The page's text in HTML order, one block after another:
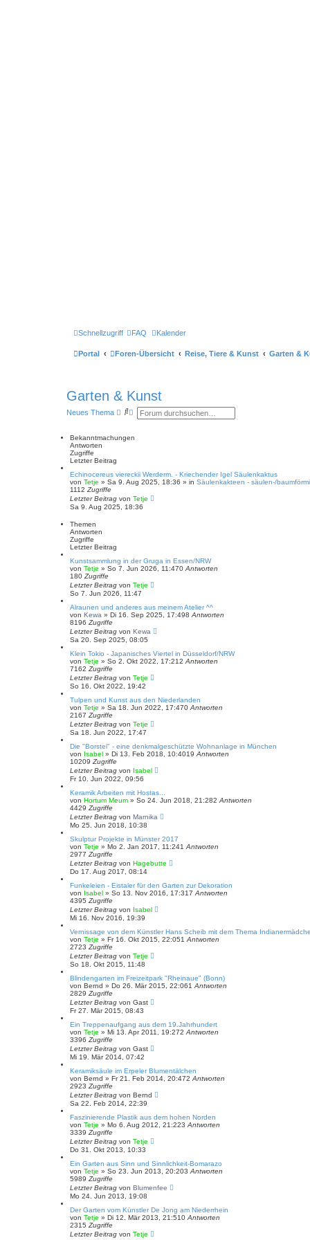
Schnellzugriff FAQ Kalender
Portal Foren-Übersicht Reise, Tiere & Kunst Garten &
Garten & Kunst
Neues Thema
S
h
E
e
t
e
u
c
Bekanntmachungen
Antworten
Zugriffe
Letzter Beitrag
Echinocereus viereckii Werderm. - Kriechender Igel Säulenkaktus
von Tetje » Sa 9. Aug 2025, 18:36 » in Säulenkakteen - säulen-/
1112 Zugriffe
Letzter Beitrag von Tetje
Sa 9. Aug 2025, 18:36
Themen
Antworten
Zugriffe
Letzter Beitrag
Kunstsammlung in der Gruga in Essen/NRW
von Tetje » So 7. Jun 2026, 11:470 Antworten
180 Zugriffe
Letzter Beitrag von Tetje
So 7. Jun 2026, 11:47
Alraunen und anderes aus meinem Atelier ^^
von Kewa » Di 16. Sep 2025, 17:498 Antworten
8196 Zugriffe
Letzter Beitrag von Kewa
Sa 20. Sep 2025, 08:05
Klein Tokio - Japanisches Viertel in Düsseldorf/NRW
von Tetje » So 2. Okt 2022, 17:212 Antworten
7162 Zugriffe
Letzter Beitrag von Tetje
So 16. Okt 2022, 19:42
Tulpen und Kunst aus den Niederlanden
von Tetje » Sa 18. Jun 2022, 17:470 Antworten
2167 Zugriffe
Letzter Beitrag von Tetje
Sa 18. Jun 2022, 17:47
Die "Borstei" - eine denkmalgeschützte Wohnanlage in München
von Isabel » Di 13. Feb 2018, 10:4019 Antworten
10209 Zugriffe
Letzter Beitrag von Isabel
Fr 10. Jun 2022, 09:56
Keramik Arbeiten mit Hostas...
von Hortum Meum » So 24. Jun 2018, 21:282 Antworten
4429 Zugriffe
Letzter Beitrag von Marnika
Mo 25. Jun 2018, 10:38
Skulptur Projekte in Münster 2017
von Tetje » Mo 2. Jan 2017, 11:241 Antworten
2977 Zugriffe
Letzter Beitrag von Hagebutte
Do 17. Aug 2017, 08:14
Funkeleien - Eistaler für den Garten zur Dekoration
von Isabel » So 13. Nov 2016, 17:317 Antworten
4395 Zugriffe
Letzter Beitrag von Isabel
Mi 16. Nov 2016, 19:39
Vernissage von dem Künstler Hans Scheib mit dem Thema
von Tetje » Fr 16. Okt 2015, 22:051 Antworten
2723 Zugriffe
Letzter Beitrag von Tetje
So 18. Okt 2015, 11:48
Blindengarten im Freizeitpark "Rheinaue" (Bonn)
von Bernd » Do 26. Mär 2015, 22:061 Antworten
2829 Zugriffe
Letzter Beitrag von Gast
Fr 27. Mär 2015, 08:43
Ein Treppenaufgang aus dem 19.Jahrhundert
von Tetje » Mi 13. Apr 2011, 19:272 Antworten
3396 Zugriffe
Letzter Beitrag von Gast
Mi 19. Mär 2014, 07:42
Keramiksäule im Erpeler Blumentälchen
von Bernd » Fr 21. Feb 2014, 20:472 Antworten
2923 Zugriffe
Letzter Beitrag von Bernd
Sa 22. Feb 2014, 22:39
Faszinierende Plastik aus dem hohen Norden
von Tetje » Mo 6. Aug 2012, 21:223 Antworten
3339 Zugriffe
Letzter Beitrag von Tetje
Do 31. Okt 2013, 10:33
Ein Garten aus Sinn und Sinnlichkeit-Bomarazo
von Tetje » So 23. Jun 2013, 20:203 Antworten
5989 Zugriffe
Letzter Beitrag von Blumenfee
Mo 24. Jun 2013, 19:08
Der Garten vom Künstler De Jong am Niederrhein
von Tetje » Di 12. Mär 2013, 21:510 Antworten
2315 Zugriffe
Letzter Beitrag von Tetje